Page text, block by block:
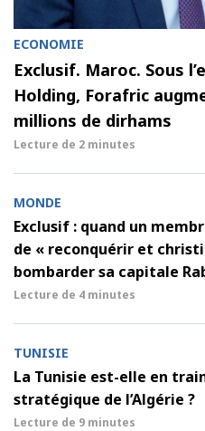
ECONOMIE
Exclusif. Maroc. Sous
Holding, Forafric
millions de dirhams
Lecture de 2 minutes
MONDE
Exclusif : quand un
de « reconquérir et
bombarder sa capitale
Lecture de 4 minutes
TUNISIE
La Tunisie est-elle en
stratégique de l’Algérie ?
Lecture de 9 minutes